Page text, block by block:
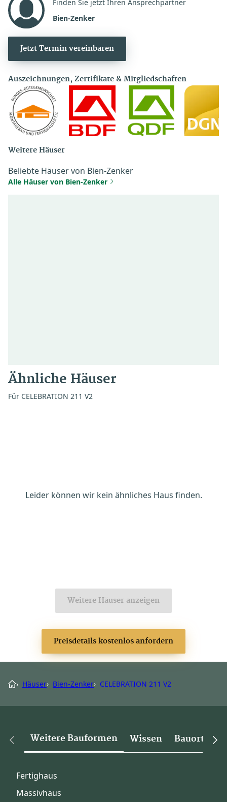
Finden Sie jetzt Ihren Ansprechpartner
Bien-Zenker
Jetzt Termin vereinbaren
Auszeichnungen, Zertifikate & Mitgliedschaften
Weitere Häuser
Beliebte Häuser von Bien-Zenker
Alle Häuser von Bien-Zenker
Ähnliche Häuser
Für CELEBRATION 211 V2
Leider können wir kein ähnliches Haus finden.
Weitere Häuser anzeigen
Preisdetails kostenlos anfordern
› Häuser› Bien-Zenker› CELEBRATION 211 V2
Weitere Bauformen Wissen Bauorte
Fertighaus
Massivhaus